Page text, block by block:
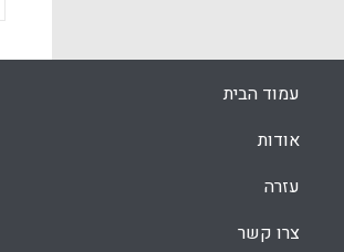
עמוד הבית
אודות
עזרה
צרו קשר